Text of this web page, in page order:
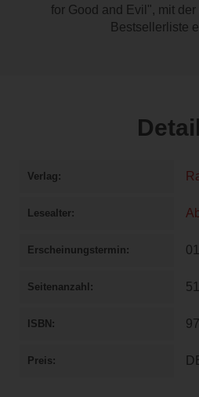
for Good and Evil", mit
Bestsellerliste
Verlag
Lesealter
Erscheinungstermin
Seitenanzahl
ISBN
Preis